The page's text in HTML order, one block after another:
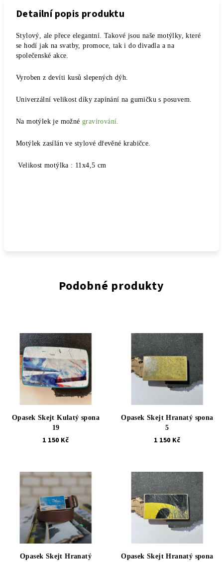
Detailní popis produktu
Stylový, ale přece elegantní. Takové jsou naše motýlky, které
se hodí jak na svatby, promoce, tak i do divadla a na
společenské akce.
Vyroben z devíti kusů slepených dýh.
Univerzální velikost díky zapínání na gumičku s posuvem.
Na motýlek je možnégravírování.
Motýlek zasílán ve stylové dřevěné krabičce.
Velikost motýlka : 11x4,5 cm
Podobné produkty
Opasek Skejt Kulatý spona
19
1 150 Kč
Opasek Skejt Hranatý spona
5
1 150 Kč
Opasek Skejt Hranatý
Opasek Skejt Hranatý spona